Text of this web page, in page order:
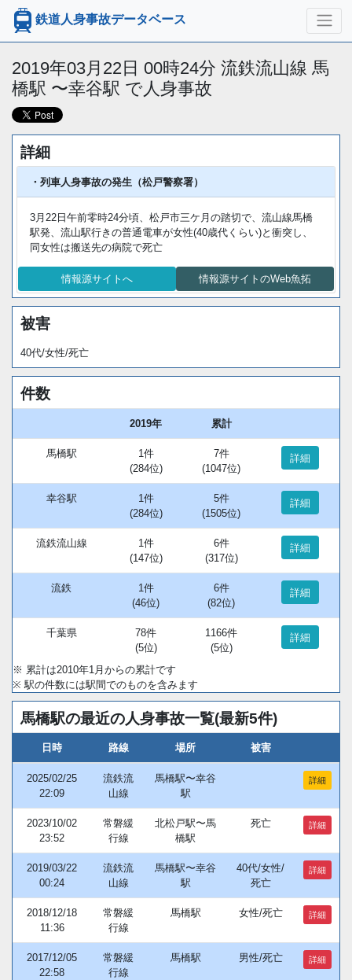
鉄道人身事故データベース
2019年03月22日 00時24分 流鉄流山線 馬
橋駅 〜幸谷駅 で人身事故
詳細
・列車人身事故の発生（松戸警察署）
3月22日午前零時24分頃、松戸市三ケ月の踏切で、流山線馬橋
駅発、流山駅行きの普通電車が女性(40歳代くらい)と衝突し、
同女性は搬送先の病院で死亡
情報源サイトへ 情報源サイトのWeb魚拓
被害
40代/女性/死亡
件数
2019年 累計
馬橋駅
1件
(284位)
7件
(1047位)
詳細
幸谷駅
1件
(284位)
5件
(1505位)
詳細
流鉄流山線
1件
(147位)
6件
(317位)
詳細
流鉄
1件
(46位)
6件
(82位)
詳細
千葉県
78件
(5位)
1166件
(5位)
詳細
※ 累計は2010年1月からの累計です
※ 駅の件数には駅間でのものを含みます
馬橋駅の最近の人身事故一覧(最新5件)
日時 路線 場所 被害
2025/02/25
22:09
流鉄流
山線
馬橋駅〜幸谷
駅
詳細
2023/10/02
23:52
常磐緩
行線
北松戸駅〜馬
橋駅
死亡 詳細
2019/03/22
00:24
流鉄流
山線
馬橋駅〜幸谷
駅
40代/女性/
死亡
詳細
2018/12/18
11:36
常磐緩
行線
馬橋駅 女性/死亡 詳細
2017/12/05
22:58
常磐緩
行線
馬橋駅 男性/死亡 詳細